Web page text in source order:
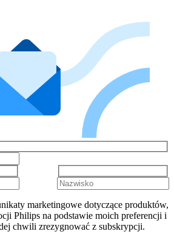
marketingowe dotyczące produktów,
Philips na podstawie moich preferencji i
chwili zrezygnować z subskrypcji.